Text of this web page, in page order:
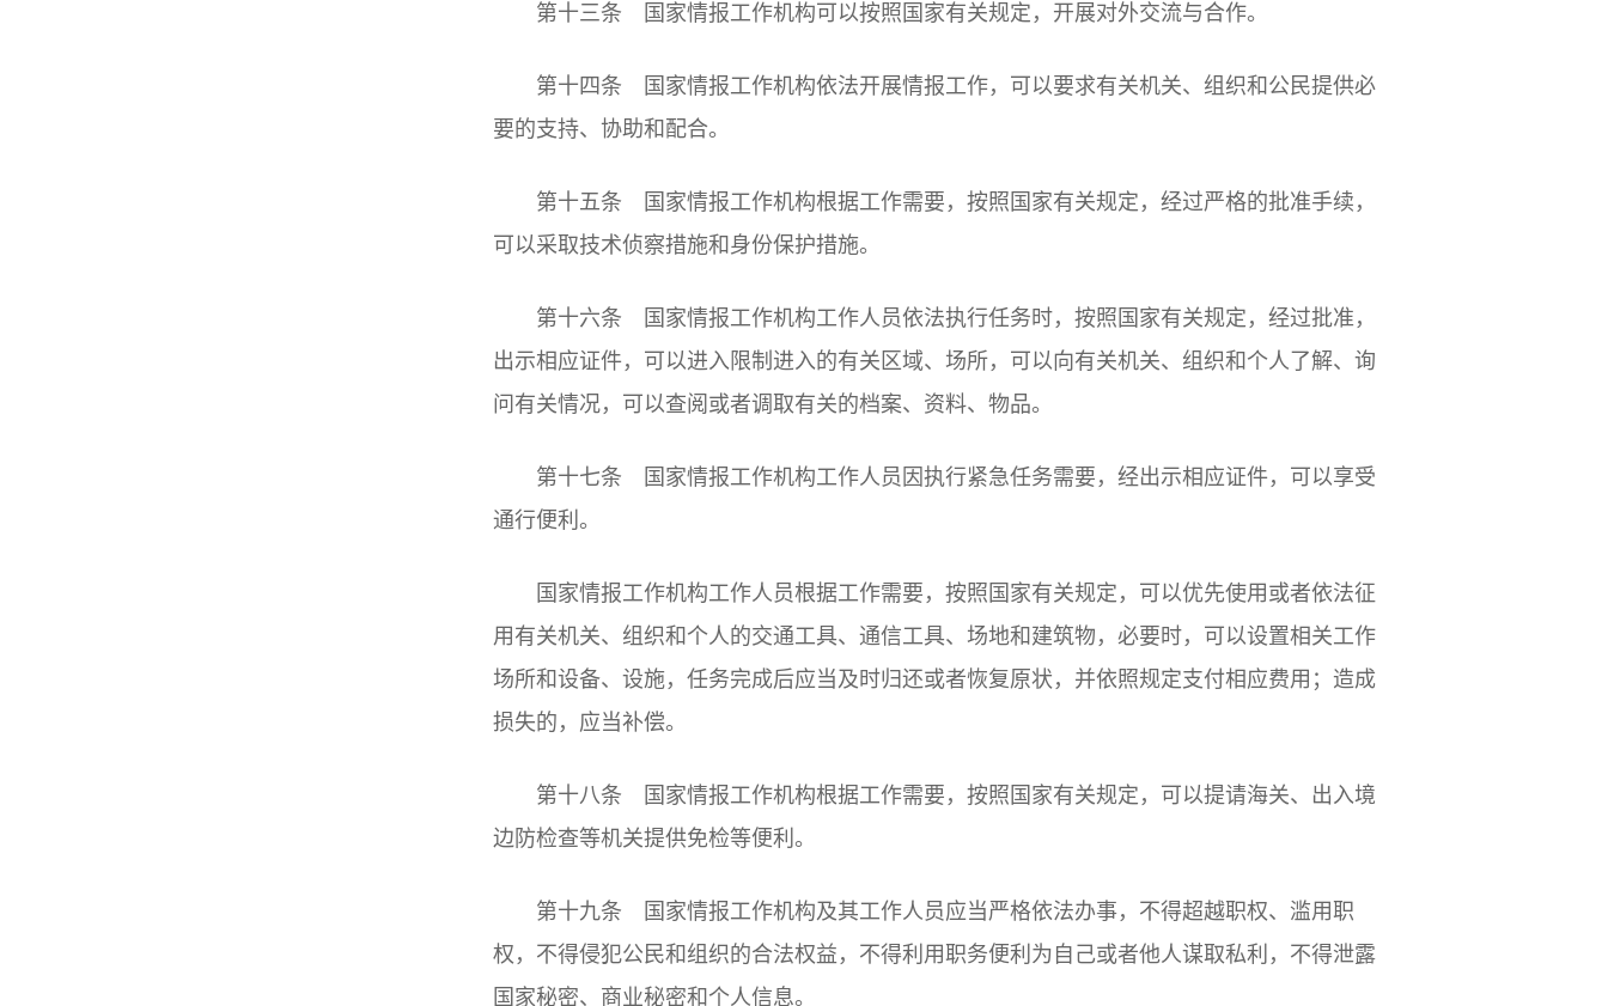
第十三条 国家情报工作机构可以按照国家有关规定，开展对外交流与合作。
第十四条 国家情报工作机构依法开展情报工作，可以要求有关机关、组织和公民提供必
要的支持、协助和配合。
第十五条 国家情报工作机构根据工作需要，按照国家有关规定，经过严格的批准手续，
可以采取技术侦察措施和身份保护措施。
第十六条 国家情报工作机构工作人员依法执行任务时，按照国家有关规定，经过批准，
出示相应证件，可以进入限制进入的有关区域、场所，可以向有关机关、组织和个人了解、询
问有关情况，可以查阅或者调取有关的档案、资料、物品。
第十七条 国家情报工作机构工作人员因执行紧急任务需要，经出示相应证件，可以享受
通行便利。
国家情报工作机构工作人员根据工作需要，按照国家有关规定，可以优先使用或者依法征
用有关机关、组织和个人的交通工具、通信工具、场地和建筑物，必要时，可以设置相关工作
场所和设备、设施，任务完成后应当及时归还或者恢复原状，并依照规定支付相应费用；造成
损失的，应当补偿。
第十八条 国家情报工作机构根据工作需要，按照国家有关规定，可以提请海关、出入境
边防检查等机关提供免检等便利。
第十九条 国家情报工作机构及其工作人员应当严格依法办事，不得超越职权、滥用职
权，不得侵犯公民和组织的合法权益，不得利用职务便利为自己或者他人谋取私利，不得泄露
国家秘密、商业秘密和个人信息。